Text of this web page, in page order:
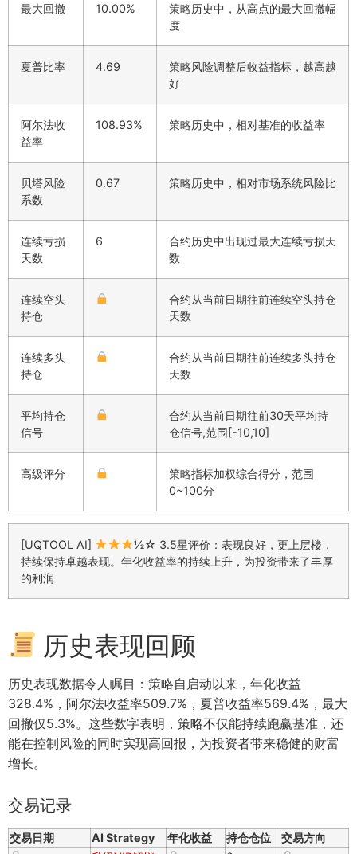
最大回撤 10.00%
策略历史中，从高点的最大回撤幅
度
夏普比率 4.69
策略风险调整后收益指标，越高越
好
阿尔法收
益率
108.93% 策略历史中，相对基准的收益率
贝塔风险
系数
0.67 策略历史中，相对市场系统风险比
连续亏损
天数
6
合约历史中出现过最大连续亏损天
数
连续空头
持仓
合约从当前日期往前连续空头持仓
天数
连续多头
持仓
合约从当前日期往前连续多头持仓
天数
平均持仓
信号
合约从当前日期往前30天平均持
仓信号,范围[-10,10]
高级评分
策略指标加权综合得分，范围
0~100分
[UQTOOL AI]
½☆ 3.5星评价：表现良好，更上层楼，
持续保持卓越表现。年化收益率的持续上升，为投资带来了丰厚
的利润
历史表现回顾
历史表现数据令人瞩目：策略自启动以来，年化收益
328.4%，阿尔法收益率509.7%，夏普收益率569.4%，最大
回撤仅5.3%。这些数字表明，策略不仅能持续跑赢基准，还
能在控制风险的同时实现高回报，为投资者带来稳健的财富
增长。
交易记录
交易日期 AI Strategy 年化收益 持仓仓位
交易方向